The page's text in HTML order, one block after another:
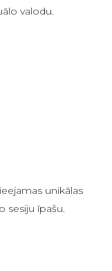
valodu.
unikālas
sesiju īpašu.